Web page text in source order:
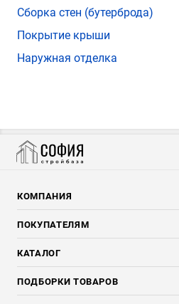
Сборка стен (бутерброда)
Покрытие крыши
Наружная отделка
КОМПАНИЯ
Компания
Услуги
ПОКУПАТЕЛЯМ
Скидки стройкомпаниям
Доставка и разгрузка
Оплата и Возврат
КАТАЛОГ
Погонажные изделия
Брикеты, Дрова, Стружка
ПОДБОРКИ ТОВАРОВ